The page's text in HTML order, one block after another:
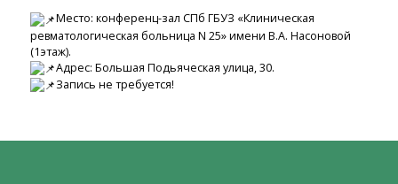
Место: конференц-зал СПб ГБУЗ «Клиническая
ревматологическая больница N 25» имени В.А. Насоновой
(1этаж).
Адрес: Большая Подьяческая улица, 30.
Запись не требуется!